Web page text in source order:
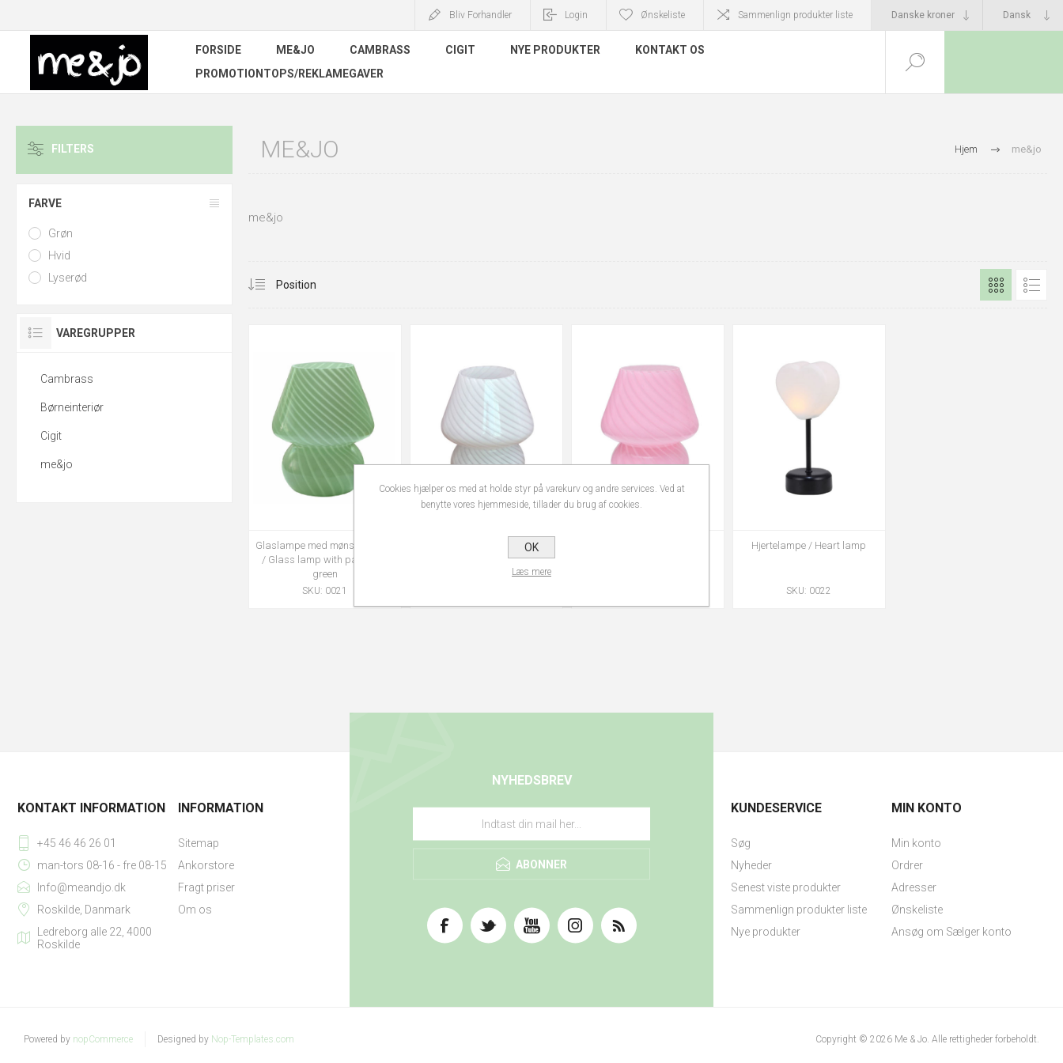
Bliv Forhandler Login Ønskeliste Sammenlign produkter liste
FORSIDE ME&JO CAMBRASS CIGIT NYE PRODUKTER
KONTAKT OS
PROMOTIONTOPS/REKLAMEGAVER
Hjem me&jo
ME&JO
me&jo
Glaslampe med mønster i grøn
/ Glass lamp with pattern in
green
SKU: 0021
Glaslampe med mønster i hvid
/ Glass lamp with pattern in
Hjertelampe / Heart lamp
SKU: 0022
FILTERS
FARVE
Grøn
Hvid
Lyserød
VAREGRUPPER
Cambrass
Børneinteriør
Cigit
me&jo
NYHEDSBREV
ABONNER
KONTAKT INFORMATION
+45 46 46 26 01
man-tors 08-16 - fre 08-15
Info@meandjo.dk
Roskilde, Danmark
Ledreborg alle 22, 4000
Roskilde
INFORMATION
Sitemap
Ankorstore
Fragt priser
Om os
KUNDESERVICE
Søg
Nyheder
Senest viste produkter
Sammenlign produkter liste
Nye produkter
MIN KONTO
Min konto
Ordrer
Adresser
Ønskeliste
Ansøg om Sælger konto
Powered by nopCommerce Designed by Nop-Templates.com Copyright © 2026 Me & Jo. Alle rettigheder forbeholdt.
Cookies hjælper os med at holde styr på varekurv og andre services. Ved at
benytte vores hjemmeside, tillader du brug af cookies.
OK
Læs mere